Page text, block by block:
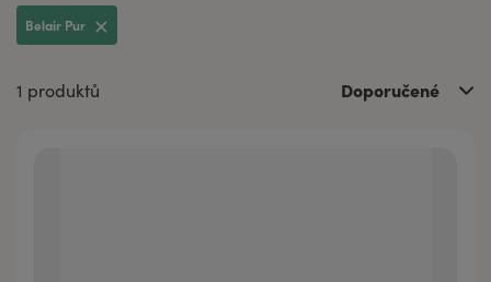
Belair Pur
1 produktů Doporučené